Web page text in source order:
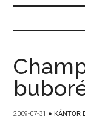
2009-07-31 ● KÁNTOR